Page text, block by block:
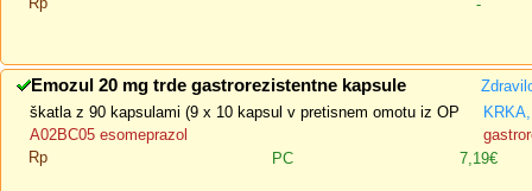
-
Emozul 20 mg trde gastrorezistentne kapsule
škatla z 90 kapsulami (9 x 10 kapsul v pretisnem omotu iz OP
A02BC05 esomeprazol
Rp
PC 7,19€